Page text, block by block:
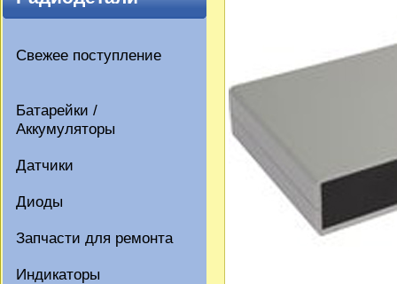
Свежее поступление
Батарейки /
Аккумуляторы
Датчики
Диоды
Запчасти для ремонта
Индикаторы